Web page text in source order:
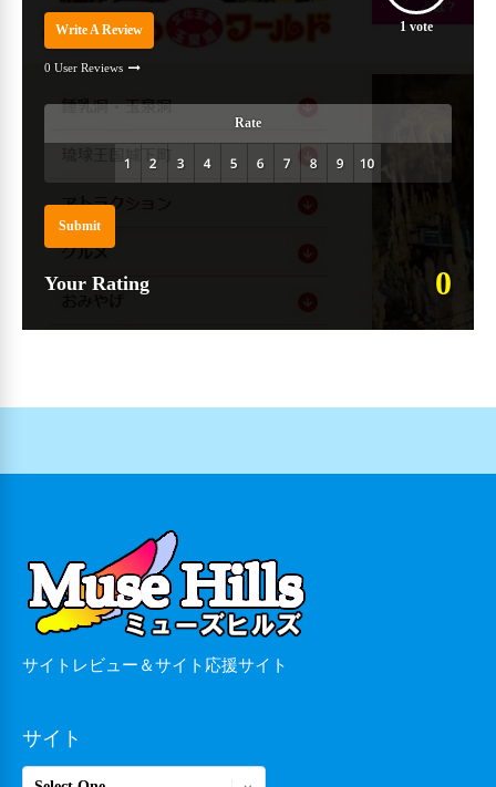
Write A Review
0 User Reviews
1vote
Rate
Submit
Your Rating 0
サイトレビュー＆サイト応援サイト
サイト
サ